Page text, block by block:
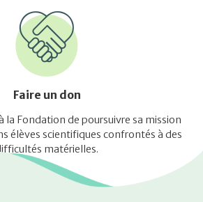
Faire un don
la Fondation de poursuivre sa mission
élèves scientifiques confrontés à des
matérielles.